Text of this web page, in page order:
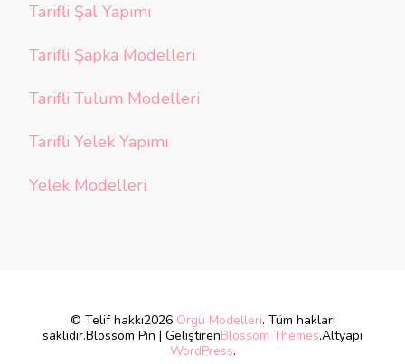
Tarifli Şal Yapımı
Tarifli Şapka Modelleri
Tarifli Tulum Modelleri
Tarifli Yelek Yapımı
Yelek Modelleri
© Telif hakkı2026 Örgü Modelleri. Tüm hakları
saklıdır.Blossom Pin | GeliştirenBlossom Themes.Altyapı
WordPress.